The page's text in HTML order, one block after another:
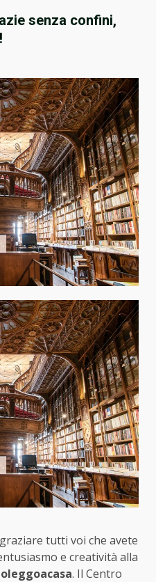
senza confini,
tutti voi che avete
e creatività alla
. Il Centro